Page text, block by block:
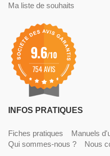
Ma liste de souhaits
9.6/10
754 AVIS
INFOS PRATIQUES
Fiches pratiques
Manuels
Qui sommes-nous ?
Nous